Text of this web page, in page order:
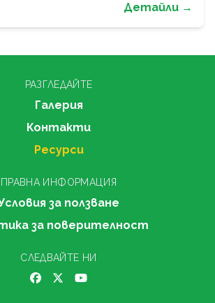
Детайли →
РАЗГЛЕДАЙТЕ
Галерия
Контакти
Ресурси
ПРАВНА ИНФОРМАЦИЯ
за ползване
за поверителност
СЛЕДВАЙТЕ НИ